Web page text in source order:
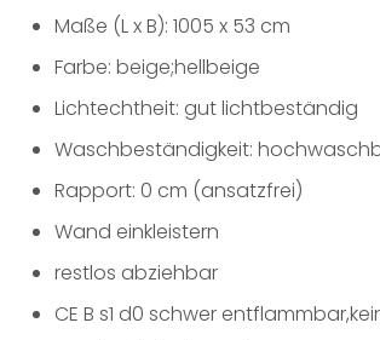
Maße (L x B): 1005 x 53 cm
Farbe: beige;hellbeige
Lichtechtheit: gut lichtbeständig
Waschbeständigkeit:
Rapport: 0 cm (ansatzfrei)
Wand einkleistern
restlos abziehbar
CE B s1 d0 schwer